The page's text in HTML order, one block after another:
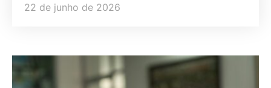
22 de junho de 2026